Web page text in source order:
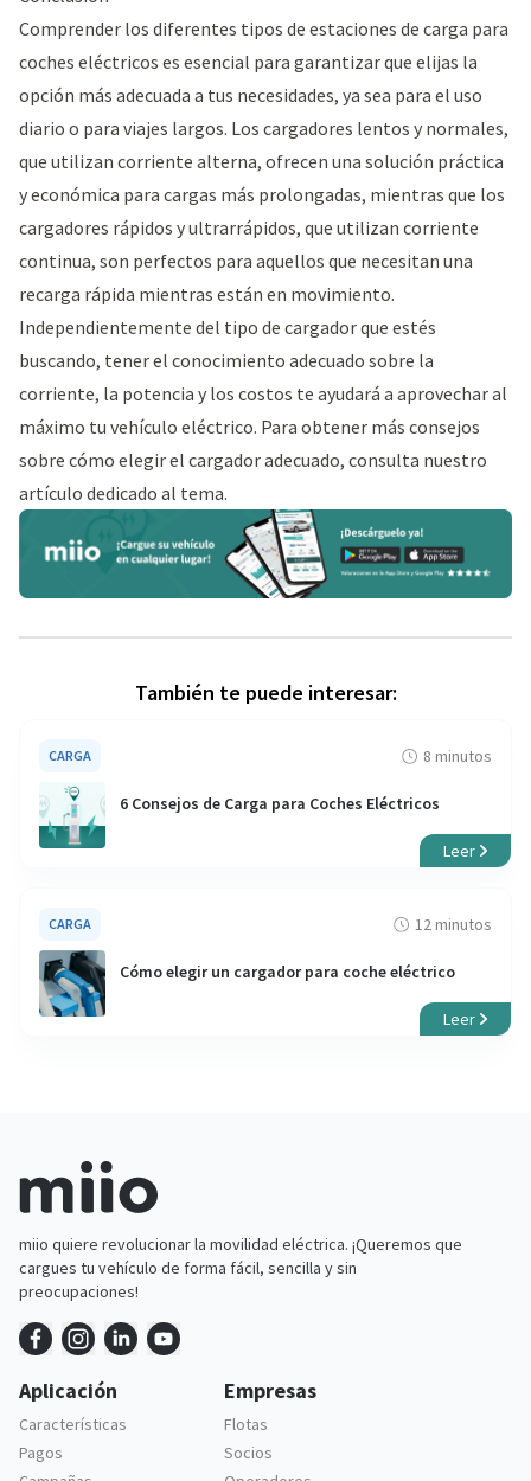
Comprender los diferentes tipos de estaciones de carga para
coches eléctricos es esencial para garantizar que elijas la
opción más adecuada a tus necesidades, ya sea para el uso
diario o para viajes largos. Los cargadores lentos y normales,
que utilizan corriente alterna, ofrecen una solución práctica
y económica para cargas más prolongadas, mientras que los
cargadores rápidos y ultrarrápidos, que utilizan corriente
continua, son perfectos para aquellos que necesitan una
recarga rápida mientras están en movimiento.
Independientemente del tipo de cargador que estés
buscando, tener el conocimiento adecuado sobre la
corriente, la potencia y los costos te ayudará a aprovechar al
máximo tu vehículo eléctrico. Para obtener más consejos
sobre cómo elegir el cargador adecuado, consulta nuestro
artículo dedicado al tema.
También te puede interesar:
CARGA 8 minutos
6 Consejos de Carga para Coches Eléctricos
Leer
CARGA 12 minutos
Cómo elegir un cargador para coche eléctrico
Leer
miio quiere revolucionar la movilidad eléctrica. ¡Queremos que
cargues tu vehículo de forma fácil, sencilla y sin
preocupaciones!
Aplicación
Características
Pagos
Empresas
Flotas
Socios